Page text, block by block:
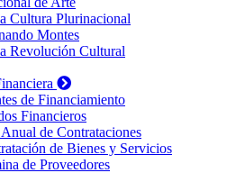
Cultura Plurinacional
Montes
Revolución Cultural
de Financiamiento
Financieros
de Contrataciones
de Bienes y Servicios
de Proveedores